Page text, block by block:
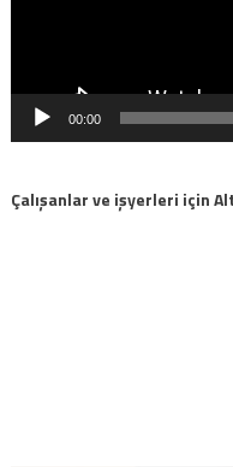
00:00
Çalışanlar ve işyerleri için